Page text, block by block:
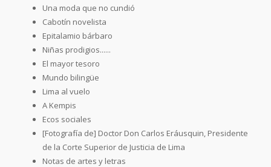
Una moda que no cundió
Cabotín novelista
Epitalamio bárbaro
Niñas prodigios......
El mayor tesoro
Mundo bilingüe
Lima al vuelo
A Kempis
Ecos sociales
[Fotografía de] Doctor Don Carlos Eráusquin, Presidente
de la Corte Superior de Justicia de Lima
Notas de artes y letras